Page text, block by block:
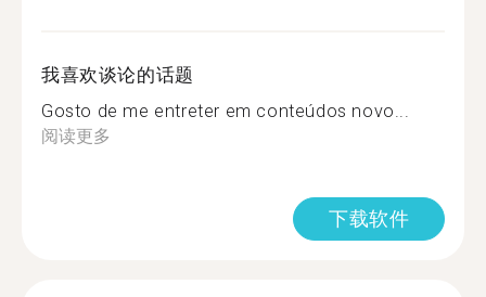
我喜欢谈论的话题
Gosto de me entreter em conteúdos novo...
阅读更多
下载软件